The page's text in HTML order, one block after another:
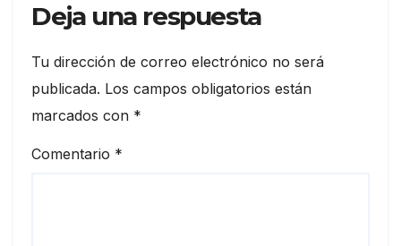
Deja una respuesta
Tu dirección de correo electrónico no será
publicada. Los campos obligatorios están
marcados con *
Comentario *